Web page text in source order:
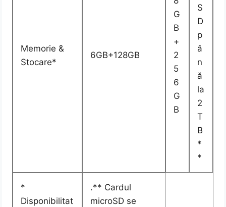
Memorie &
Stocare*
6GB+128GB
G
B
+
2
5
6
G
B
S
D
p
â
n
ă
la
2
T
B
*
*
*
Disponibilitat
.** Cardul
microSD se